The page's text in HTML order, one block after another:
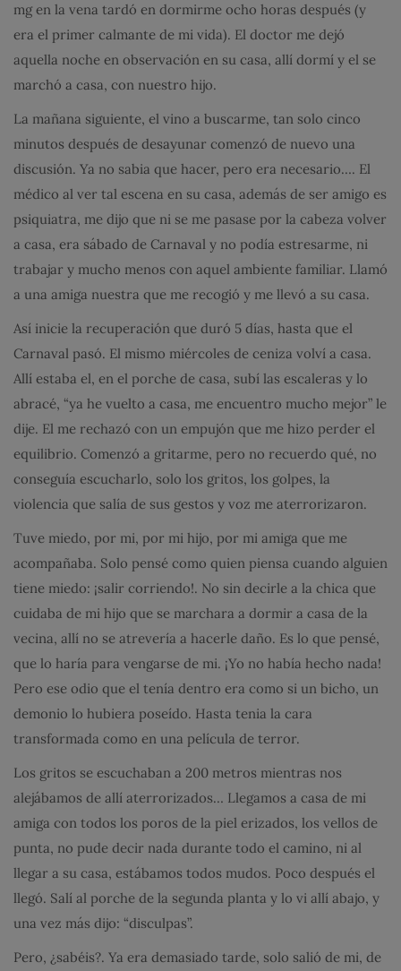
mg en la vena tardó en dormirme ocho horas después (y
era el primer calmante de mi vida). El doctor me dejó
aquella noche en observación en su casa, allí dormí y el se
marchó a casa, con nuestro hijo.
La mañana siguiente, el vino a buscarme, tan solo cinco
minutos después de desayunar comenzó de nuevo una
discusión. Ya no sabia que hacer, pero era necesario…. El
médico al ver tal escena en su casa, además de ser amigo es
psiquiatra, me dijo que ni se me pasase por la cabeza volver
a casa, era sábado de Carnaval y no podía estresarme, ni
trabajar y mucho menos con aquel ambiente familiar. Llamó
a una amiga nuestra que me recogió y me llevó a su casa.
Así inicie la recuperación que duró 5 días, hasta que el
Carnaval pasó. El mismo miércoles de ceniza volví a casa.
Allí estaba el, en el porche de casa, subí las escaleras y lo
abracé, “ya he vuelto a casa, me encuentro mucho mejor” le
dije. El me rechazó con un empujón que me hizo perder el
equilibrio. Comenzó a gritarme, pero no recuerdo qué, no
conseguía escucharlo, solo los gritos, los golpes, la
violencia que salía de sus gestos y voz me aterrorizaron.
Tuve miedo, por mi, por mi hijo, por mi amiga que me
acompañaba. Solo pensé como quien piensa cuando alguien
tiene miedo: ¡salir corriendo!. No sin decirle a la chica que
cuidaba de mi hijo que se marchara a dormir a casa de la
vecina, allí no se atrevería a hacerle daño. Es lo que pensé,
que lo haría para vengarse de mi. ¡Yo no había hecho nada!
Pero ese odio que el tenía dentro era como si un bicho, un
demonio lo hubiera poseído. Hasta tenia la cara
transformada como en una película de terror.
Los gritos se escuchaban a 200 metros mientras nos
alejábamos de allí aterrorizados… Llegamos a casa de mi
amiga con todos los poros de la piel erizados, los vellos de
punta, no pude decir nada durante todo el camino, ni al
llegar a su casa, estábamos todos mudos. Poco después el
llegó. Salí al porche de la segunda planta y lo vi allí abajo, y
una vez más dijo: “disculpas”.
Pero, ¿sabéis?. Ya era demasiado tarde, solo salió de mi, de